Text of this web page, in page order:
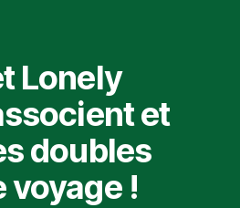
Lonely
et
doubles
voyage !